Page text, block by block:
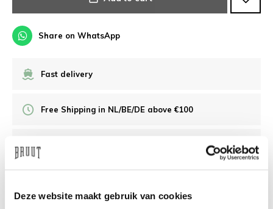
Deze website maakt gebruik van cookies
Share on WhatsApp
Fast delivery
Free Shipping in NL/BE/DE above €100